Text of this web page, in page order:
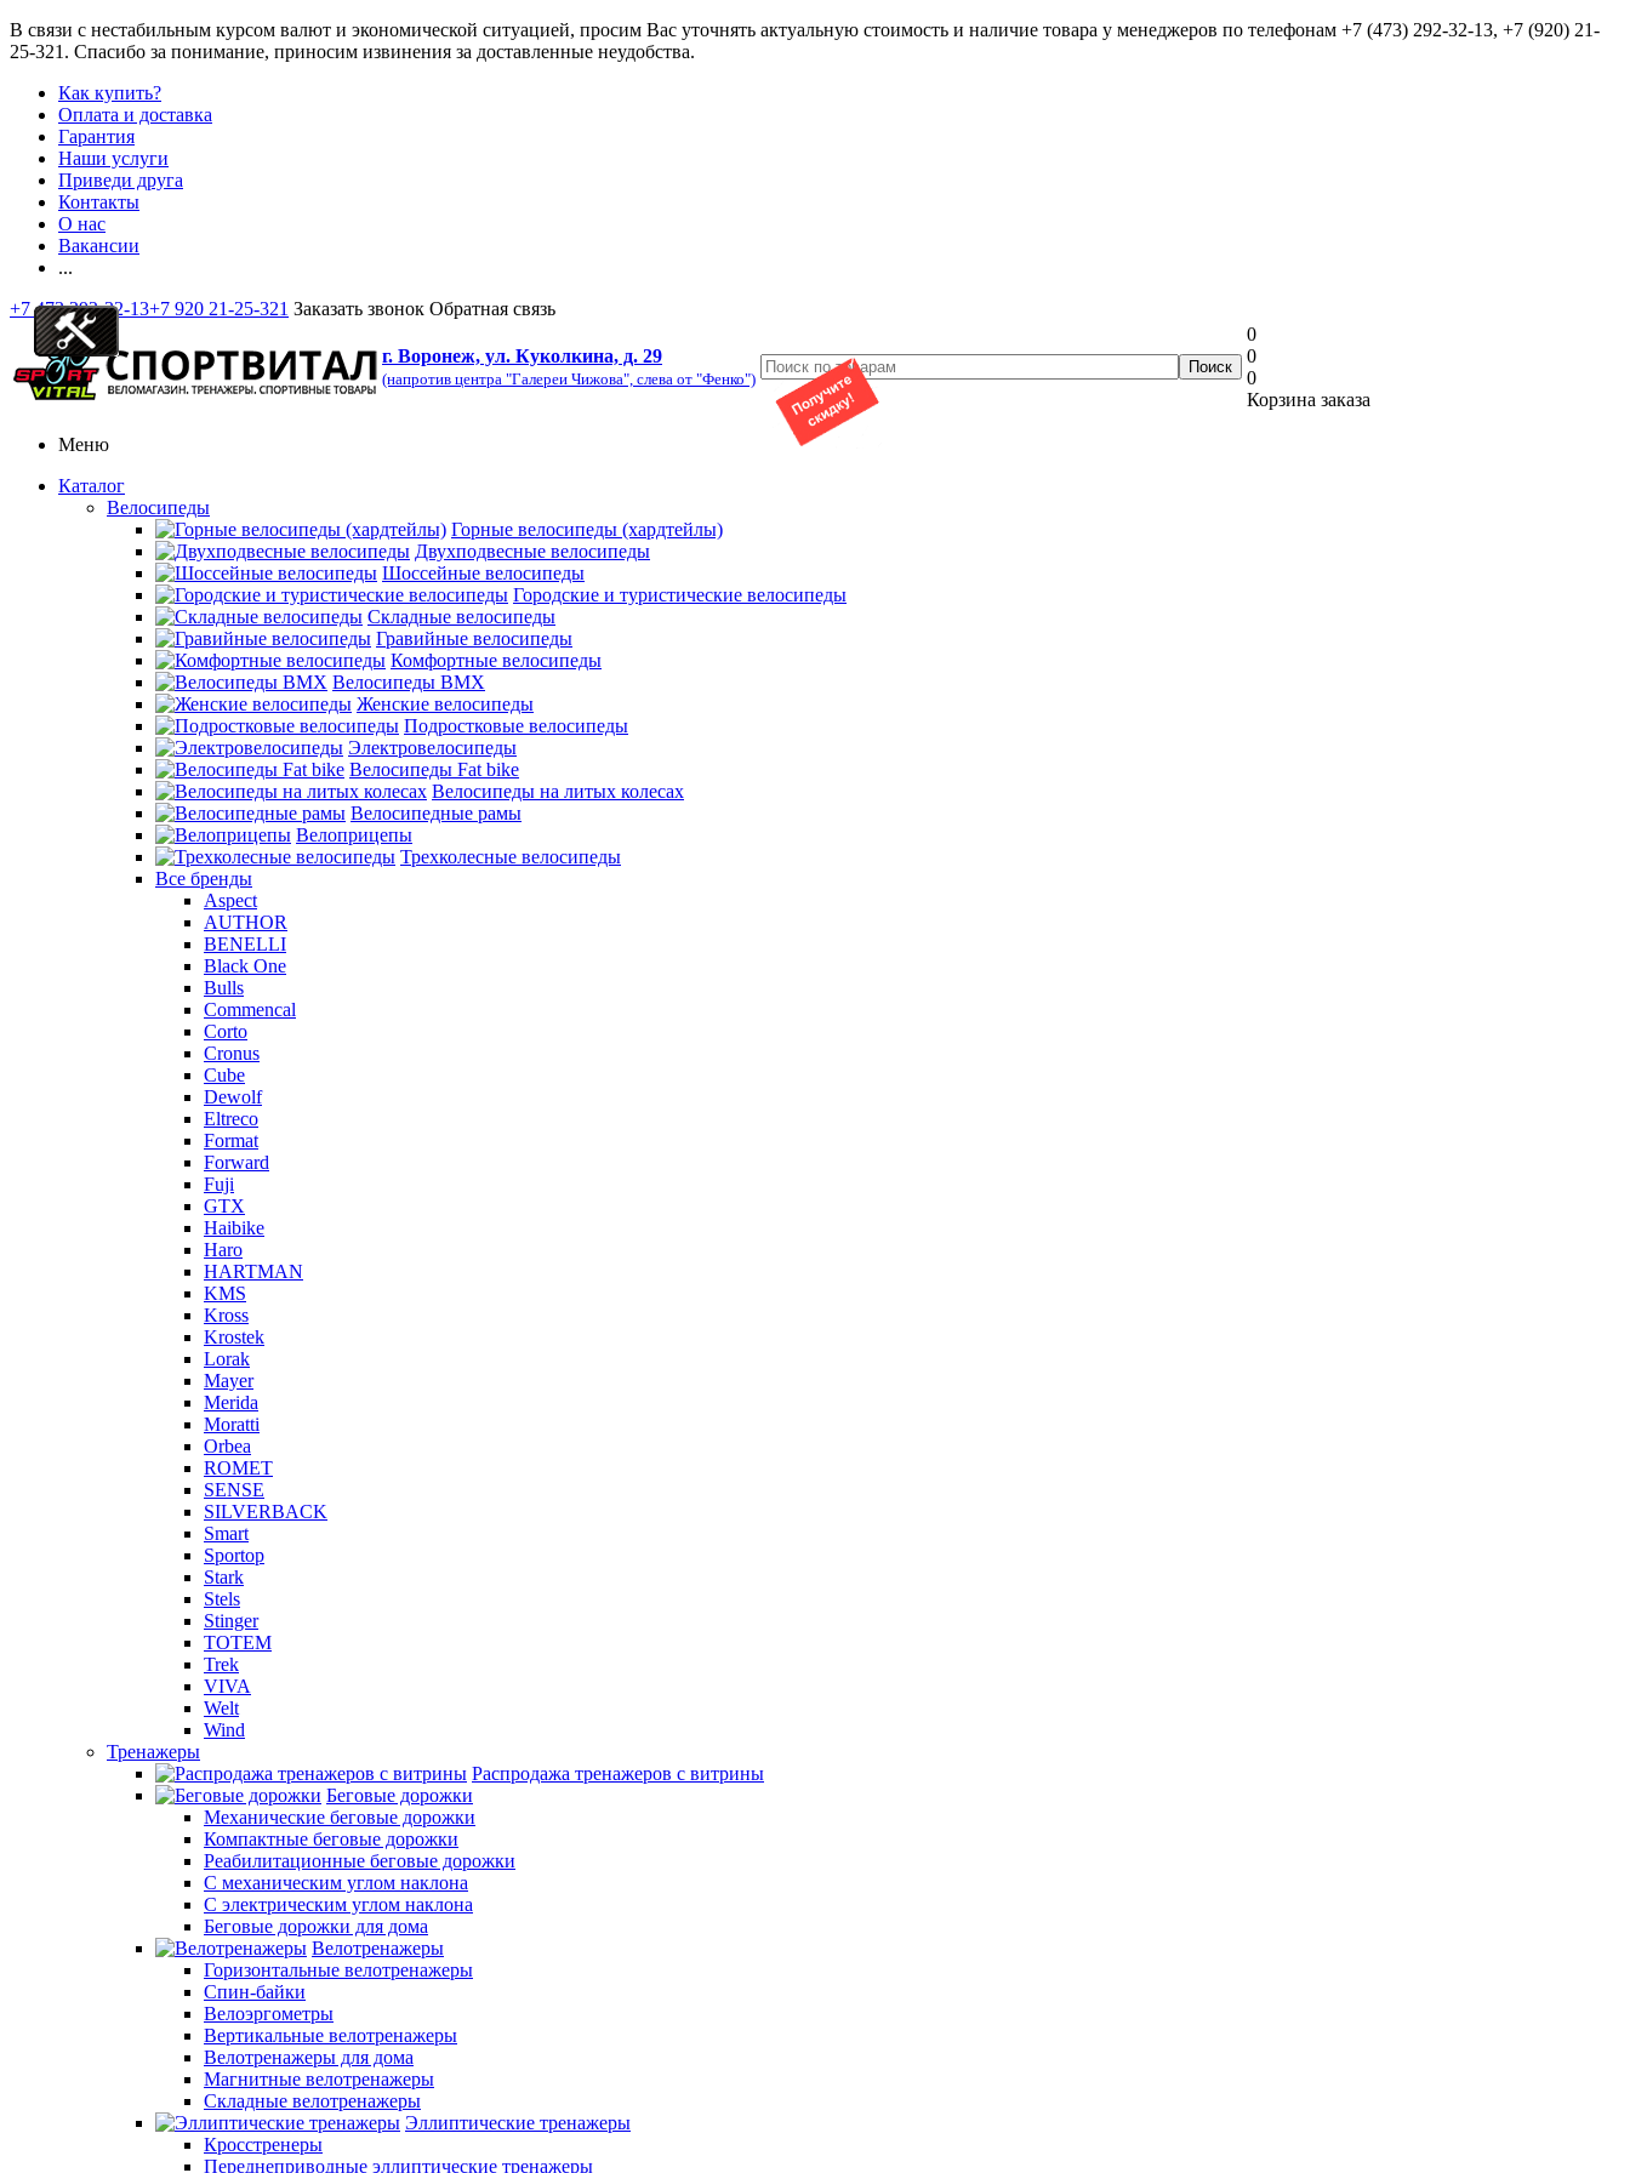
В связи с нестабильным курсом валют и экономической ситуацией, просим Вас уточнять актуальную стоимость и наличие товара у менеджеров по телефонам +7 (473) 292-32-13, +7 (920) 21-
25-321 . Спасибо за понимание, приносим извинения за доставленные неудобства.
Как купить?
Оплата и доставка
Гарантия
Наши услуги
Приведи друга
Контакты
О нас
Вакансии
...
+7 473 292-32-13+7 920 21-25-321 Заказать звонок Обратная связь
г. Воронеж, ул. Куколкина, д. 29
(напротив центра "Галереи Чижова", слева от "Фенко")
0
0
0
Корзина заказа
Меню
Каталог
Велосипеды
Горные велосипеды (хардтейлы)
Двухподвесные велосипеды
Шоссейные велосипеды
Городские и туристические велосипеды
Складные велосипеды
Гравийные велосипеды
Комфортные велосипеды
Велосипеды BMX
Женские велосипеды
Подростковые велосипеды
Электровелосипеды
Велосипеды Fat bike
Велосипеды на литых колесах
Велосипедные рамы
Велоприцепы
Трехколесные велосипеды
Все бренды
Aspect
AUTHOR
BENELLI
Black One
Bulls
Commencal
Corto
Cronus
Cube
Dewolf
Eltreco
Format
Forward
Fuji
GTX
Haibike
Haro
HARTMAN
KMS
Kross
Krostek
Lorak
Mayer
Merida
Moratti
Orbea
ROMET
SENSE
SILVERBACK
Smart
Sportop
Stark
Stels
Stinger
TOTEM
Trek
VIVA
Welt
Wind
Тренажеры
Распродажа тренажеров с витрины
Беговые дорожки
Механические беговые дорожки
Компактные беговые дорожки
Реабилитационные беговые дорожки
С механическим углом наклона
С электрическим углом наклона
Беговые дорожки для дома
Велотренажеры
Горизонтальные велотренажеры
Спин-байки
Велоэргометры
Вертикальные велотренажеры
Велотренажеры для дома
Магнитные велотренажеры
Складные велотренажеры
Эллиптические тренажеры
Кросстренеры
Переднеприводные эллиптические тренажеры